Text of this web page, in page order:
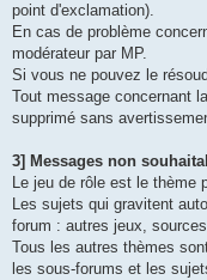
point d'exclamation).
En cas de problème
modérateur par MP.
Si vous ne pouvez le
Tout message concernant
supprimé sans
3] Messages non
Le jeu de rôle est le thème
Les sujets qui gravitent
forum : autres jeux,
Tous les autres thèmes
les sous-forums et les